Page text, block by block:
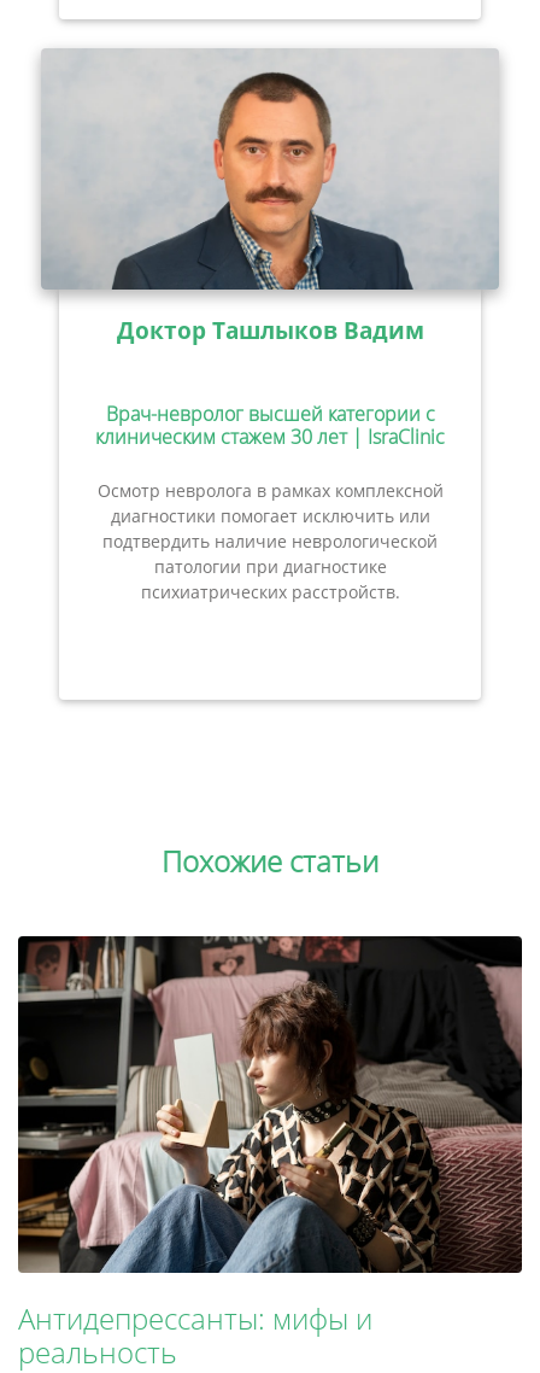
Доктор Ташлыков Вадим
Врач-невролог высшей категории с
клиническим стажем 30 лет | IsraClinic
Осмотр невролога в рамках комплексной
диагностики помогает исключить или
подтвердить наличие неврологической
патологии при диагностике
психиатрических расстройств.
Похожие статьи
Антидепрессанты: мифы и
реальность